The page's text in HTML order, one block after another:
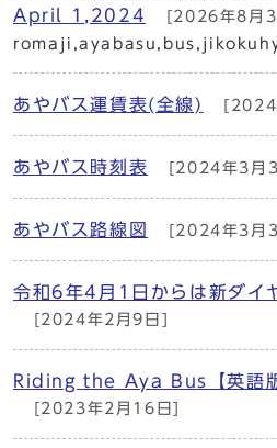
April 1,2024
[2026年8月3
あやバス運賃表(全線) [2024
あやバス時刻表 [2024年3月
あやバス路線図 [2024年3月
令和6年4月1日からは新ダイ
[2024年2月9日]
Riding the Aya Bus【英語版
[2023年2月16日]